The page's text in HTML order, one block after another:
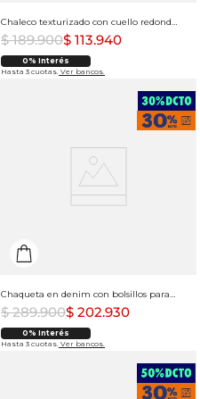
Chaleco texturizado con cuello redondo y manga sisa para mujer
$ 189.900$ 113.940
0% Interés
Hasta 3 cuotas. Ver bancos.
Chaqueta en denim con bolsillos para mujer
$ 289.900$ 202.930
0% Interés
Hasta 3 cuotas. Ver bancos.